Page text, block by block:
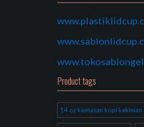
Product tags
14 oz kemasan kopi kekinian